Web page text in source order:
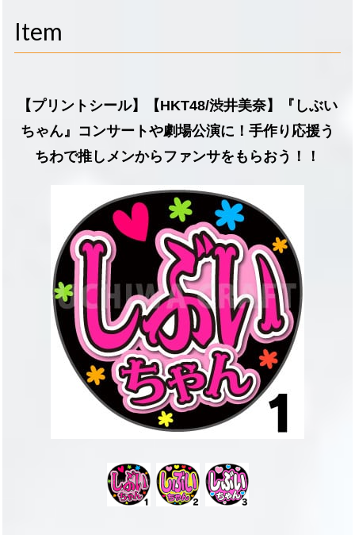
Item
【プリントシール】【HKT48/渋井美奈】『しぶい
ちゃん』コンサートや劇場公演に！手作り応援う
ちわで推しメンからファンサをもらおう！！